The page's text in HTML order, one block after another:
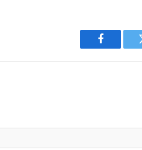
Facebook